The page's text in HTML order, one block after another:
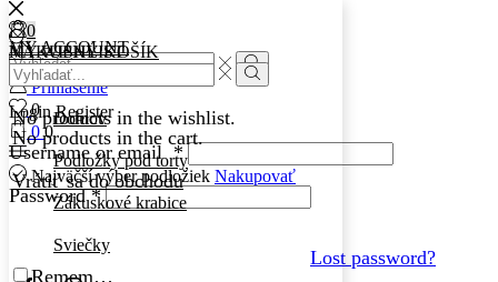
Search
input
Search
Prihlásenie
MY ACCOUNT
LoginRegister
Username or email*
Password*
Lost password?
Remember Me
0
0
MY WISHLIST
No products in the wishlist.
00
0
NÁKUPNÝ KOŠÍK
No products in the cart.
Vrátiť sa do obchodu
Search
input
Search
Domov
Podložky pod torty
Zákuskové krabice
Sviečky
Najväčší výber podložiek Nakupovať